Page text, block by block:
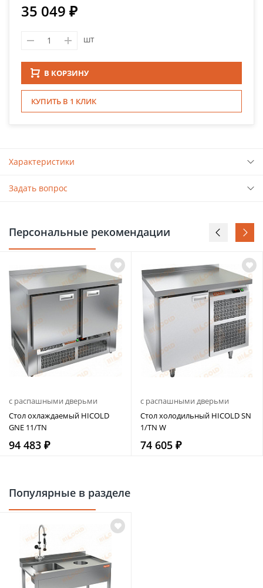
35 049 ₽
шт
В КОРЗИНУ
КУПИТЬ В 1 КЛИК
Характеристики
Задать вопрос
Персональные рекомендации
с распашными дверьми
Стол охлаждаемый HICOLD
GNE 11/TN
94 483 ₽
с распашными дверьми
Стол холодильный HICOLD SN
1/TN W
74 605 ₽
Популярные в разделе